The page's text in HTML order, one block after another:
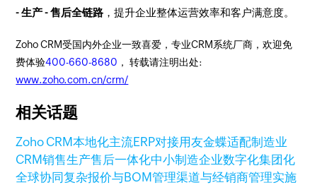
- 生产 - 售后全链路 ，提升企业整体运营效率和客户满意度。
Zoho CRM受国内外企业一致喜爱，专业CRM系统厂商，欢迎免
费体验400-660-8680 ， 转载请注明出处:
www.zoho.com.cn/crm/
相关话题
Zoho CRM本地化主流ERP对接用友金蝶适配制造业
CRM销售生产售后一体化中小制造企业数字化集团化
全球协同复杂报价与BOM管理渠道与经销商管理实施